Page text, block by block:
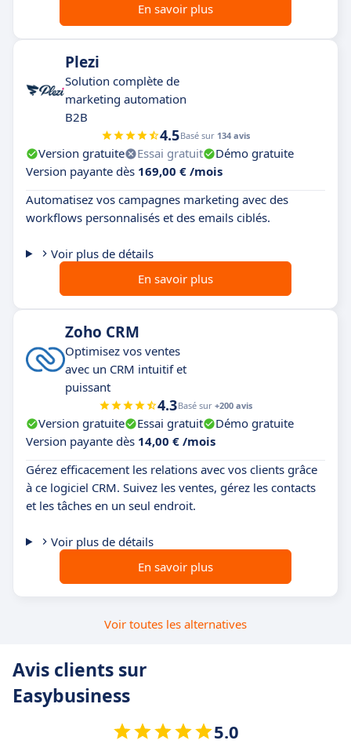
En savoir plus
Plezi
Solution complète de
marketing automation
B2B
4.5Basé sur 134 avis
Version gratuite Essai gratuit
Démo gratuite
Version payante dès 169,00 € /mois
Automatisez vos campagnes marketing avec des
workflows personnalisés et des emails ciblés.
Voir plus de détails
En savoir plus
Zoho CRM
Optimisez vos ventes
avec un CRM intuitif et
puissant
4.3Basé sur +200 avis
Version gratuite Essai gratuit
Démo gratuite
Version payante dès 14,00 € /mois
Gérez efficacement les relations avec vos clients grâce
à ce logiciel CRM. Suivez les ventes, gérez les contacts
et les tâches en un seul endroit.
Voir plus de détails
En savoir plus
Voir toutes les alternatives
Avis clients sur
Easybusiness
5.0